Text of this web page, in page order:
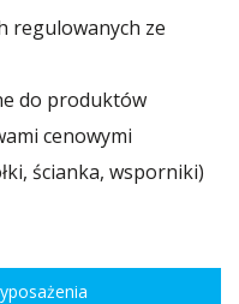
regulowanych ze
do produktów
cenowymi
ścianka, wsporniki)